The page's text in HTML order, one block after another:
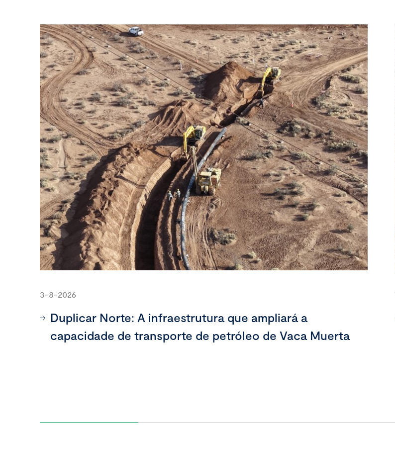
3-8-2026
Duplicar Norte: A infraestrutura que ampliará a
capacidade de transporte de petróleo de Vaca Muerta